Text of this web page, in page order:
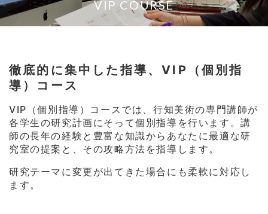
VIP COURSE
徹底的に集中した指導、VIP（個別指
導）コース
VIP（個別指導）コースでは、行知美術の専門講師が
各学生の研究計画にそって個別指導を行います。講
師の長年の経験と豊富な知識からあなたに最適な研
究室の提案と、その攻略方法を指導します。
研究テーマに変更が出てきた場合にも柔軟に対応し
ます。